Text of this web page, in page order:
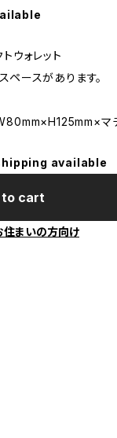
ウォレット
ースがあります。
マ
available
to cart
住まいの方向け